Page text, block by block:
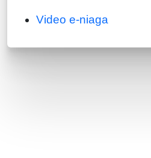
Video e-niaga